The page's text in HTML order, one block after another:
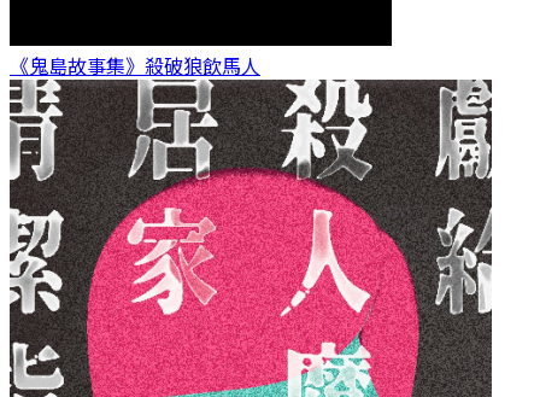
《鬼島故事集》殺破狼飲馬人